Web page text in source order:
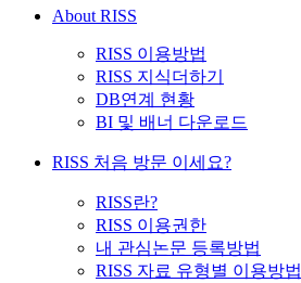
About RISS
RISS 이용방법
RISS 지식더하기
DB연계 현황
BI 및 배너 다운로드
RISS 처음 방문 이세요?
RISS란?
RISS 이용권한
내 관심논문 등록방법
RISS 자료 유형별 이용방법